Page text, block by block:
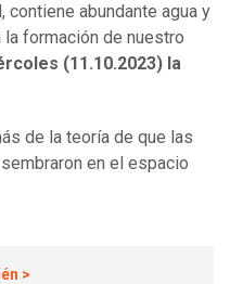
abundante agua y
formación de nuestro
(11.10.2023) la
de la teoría de que las
en el espacio
>